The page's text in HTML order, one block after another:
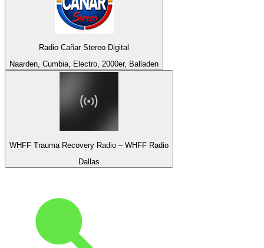
Radio Cañar Stereo Digital
Naarden, Cumbia, Electro, 2000er, Balladen
WHFF Trauma Recovery Radio – WHFF Radio
Dallas